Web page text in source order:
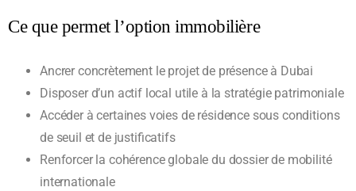
Ce que permet l’option immobilière
Ancrer concrètement le projet de présence à Dubai
Disposer d’un actif local utile à la stratégie patrimoniale
Accéder à certaines voies de résidence sous conditions
de seuil et de justificatifs
Renforcer la cohérence globale du dossier de mobilité
internationale